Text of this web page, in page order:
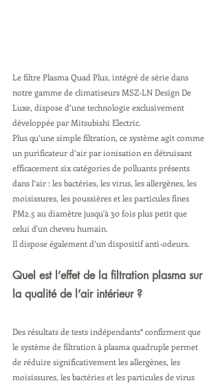
Le filtre Plasma Quad Plus, intégré de série dans
notre gamme de climatiseurs MSZ-LN Design De
Luxe, dispose d’une technologie exclusivement
développée par Mitsubishi Electric.
Plus qu’une simple filtration, ce système agit comme
un purificateur d’air par ionisation en détruisant
efficacement six catégories de polluants présents
dans l’air : les bactéries, les virus, les allergènes, les
moisissures, les poussières et les particules fines
PM2.5 au diamètre jusqu'à 30 fois plus petit que
celui d'un cheveu humain.
Il dispose également d’un dispositif anti-odeurs.
Quel est l’effet de la filtration plasma sur
la qualité de l’air intérieur ?
Des résultats de tests indépendants* confirment que
le système de filtration à plasma quadruple permet
de réduire significativement les allergènes, les
moisissures, les bactéries et les particules de virus